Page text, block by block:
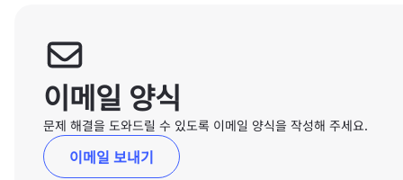
이메일 양식
문제 해결을 도와드릴 수 있도록 이메일 양식을 작성해 주세요.
이메일 보내기